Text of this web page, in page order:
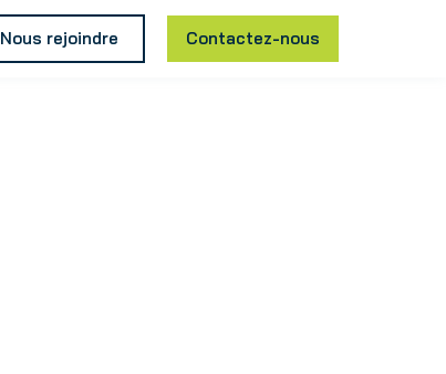
Nous rejoindre Contactez-nous